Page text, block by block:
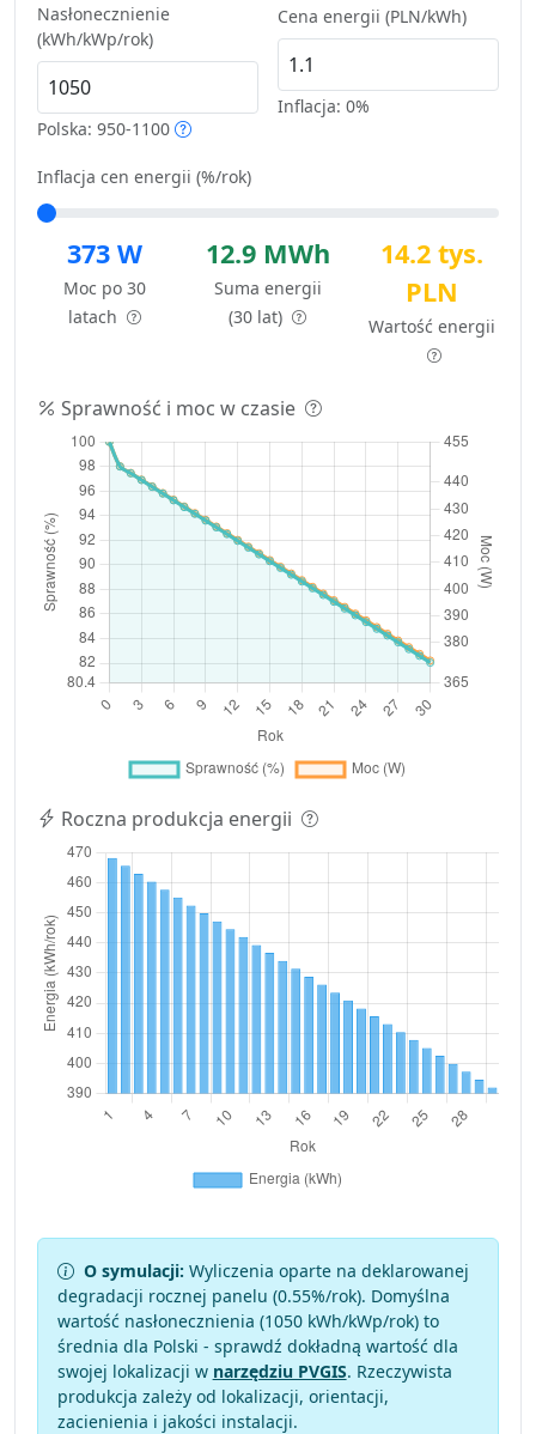
Nasłonecznienie
(kWh/kWp/rok)
Polska: 950-1100
Cena energii (PLN/kWh)
Inflacja: 0%
Inflacja cen energii (%/rok)
373 W
Moc po 30
latach
12.9 MWh
Suma energii
(30 lat)
14.2 tys.
PLN
Wartość energii
Sprawność i moc w czasie
Roczna produkcja energii
O symulacji: Wyliczenia oparte na deklarowanej
degradacji rocznej panelu (0.55%/rok). Domyślna
wartość nasłonecznienia (1050 kWh/kWp/rok) to
średnia dla Polski - sprawdź dokładną wartość dla
swojej lokalizacji w narzędziu PVGIS. Rzeczywista
produkcja zależy od lokalizacji, orientacji,
zacienienia i jakości instalacji.